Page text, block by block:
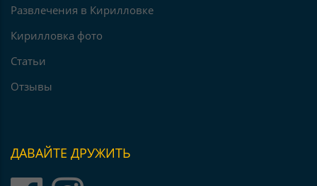
Развлечения в Кирилловке
Кирилловка фото
Статьи
Отзывы
ДАВАЙТЕ ДРУЖИТЬ